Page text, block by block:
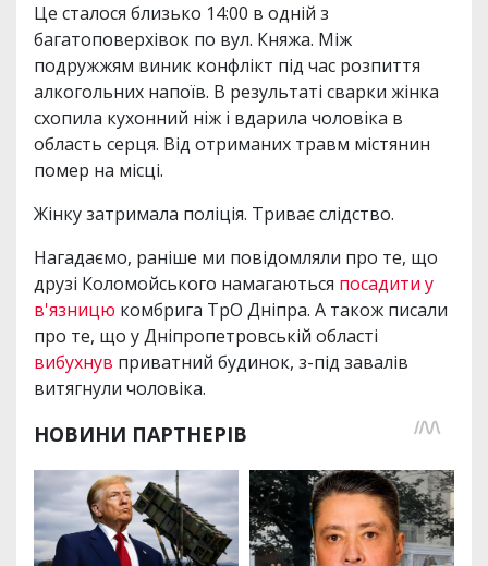
Це сталося близько 14:00 в одній з
багатоповерхівок по вул. Княжа. Між
подружжям виник конфлікт під час розпиття
алкогольних напоїв. В результаті сварки жінка
схопила кухонний ніж і вдарила чоловіка в
область серця. Від отриманих травм містянин
помер на місці.
Жінку затримала поліція. Триває слідство.
Нагадаємо, раніше ми повідомляли про те, що
друзі Коломойського намагаються посадити у
в'язницю комбрига ТрО Дніпра. А також писали
про те, що у Дніпропетровській області
вибухнув приватний будинок, з-під завалів
витягнули чоловіка.